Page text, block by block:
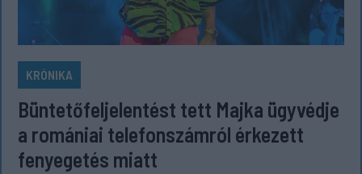
KRÓNIKA
Büntetőfeljelentést tett Majka ügyvédje
a romániai telefonszámról érkezett
fenyegetés miatt